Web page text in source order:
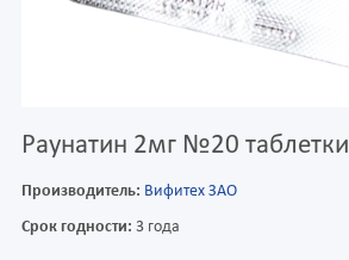
Раунатин 2мг №20 таблетки
Производитель: Вифитех ЗАО
Срок годности: 3 года